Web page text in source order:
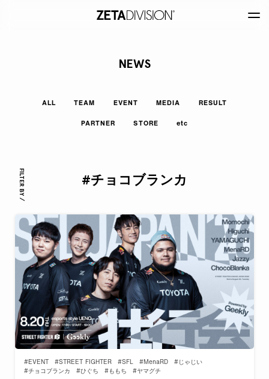
NEWS
ALL TEAM EVENT MEDIA RESULT
PARTNER STORE etc
FILTER BY / #チョコブランカ
#EVENT #STREET FIGHTER #SFL #MenaRD
#じゃじい
#チョコブランカ
#ひぐち #ももち #ヤマグチ